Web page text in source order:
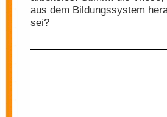
aus dem Bildungssystem
sei?